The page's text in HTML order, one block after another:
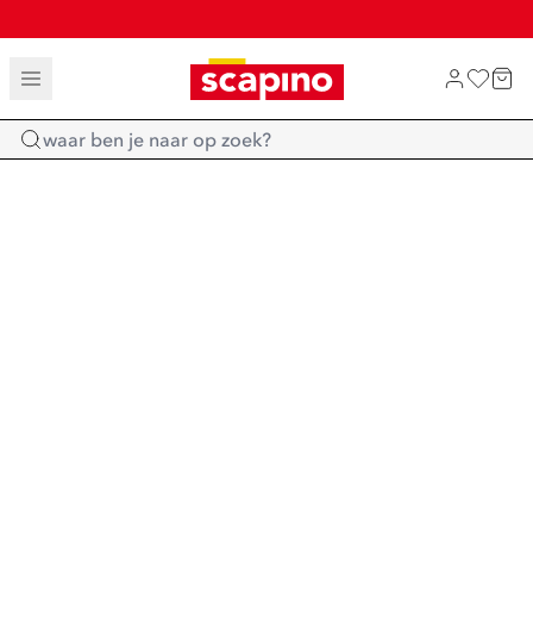
TOT 70% KORTING OP SALE
SHOP NIEUW
Home